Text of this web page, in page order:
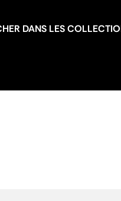
DANS LES